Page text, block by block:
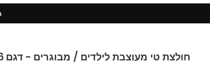
חולצת טי מעוצבת לילדים / מבוגרים - דגם 6 רוק